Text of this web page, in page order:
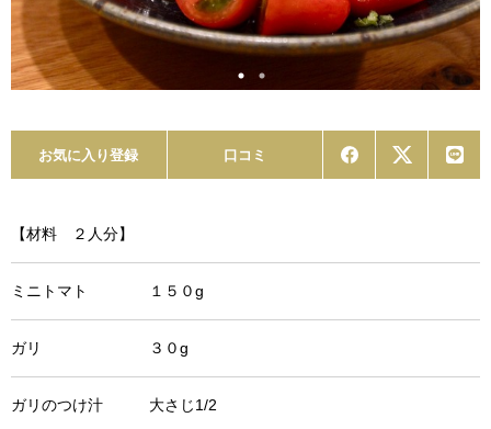
お気に入り登録 口コミ
【材料 ２人分】
ミニトマト １５０g
ガリ ３０g
ガリのつけ汁 大さじ1/2